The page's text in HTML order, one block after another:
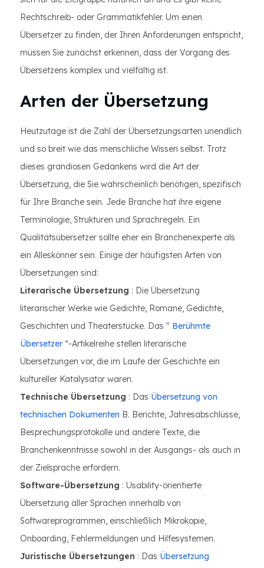
Rechtschreib- oder Grammatikfehler. Um einen
Übersetzer zu finden, der Ihren Anforderungen entspricht,
müssen Sie zunächst erkennen, dass der Vorgang des
Übersetzens komplex und vielfältig ist.
Arten der Übersetzung
Heutzutage ist die Zahl der Übersetzungsarten unendlich
und so breit wie das menschliche Wissen selbst. Trotz
dieses grandiosen Gedankens wird die Art der
Übersetzung, die Sie wahrscheinlich benötigen, spezifisch
für Ihre Branche sein. Jede Branche hat ihre eigene
Terminologie, Strukturen und Sprachregeln. Ein
Qualitätsübersetzer sollte eher ein Branchenexperte als
ein Alleskönner sein. Einige der häufigsten Arten von
Übersetzungen sind:
Literarische Übersetzung : Die Übersetzung
literarischer Werke wie Gedichte, Romane, Gedichte,
Geschichten und Theaterstücke. Das " Berühmte
Übersetzer “-Artikelreihe stellen literarische
Übersetzungen vor, die im Laufe der Geschichte ein
kultureller Katalysator waren.
Technische Übersetzung : Das Übersetzung von
technischen Dokumenten B. Berichte, Jahresabschlüsse,
Besprechungsprotokolle und andere Texte, die
Branchenkenntnisse sowohl in der Ausgangs- als auch in
der Zielsprache erfordern.
Software-Übersetzung : Usability-orientierte
Übersetzung aller Sprachen innerhalb von
Softwareprogrammen, einschließlich Mikrokopie,
Onboarding, Fehlermeldungen und Hilfesystemen.
Juristische Übersetzungen : Das Übersetzung